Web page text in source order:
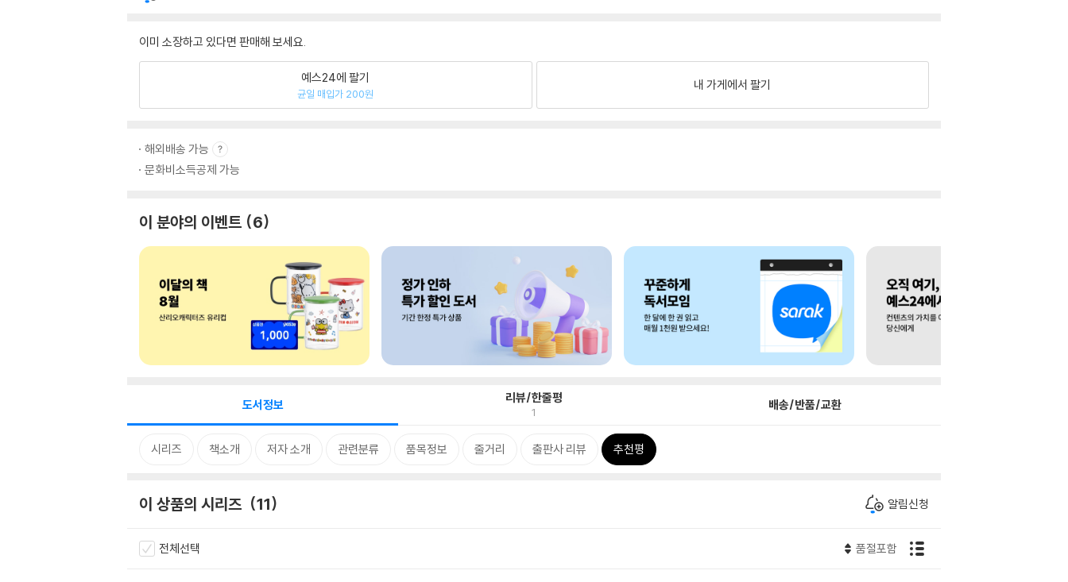
이미 소장하고 있다면 판매해 보세요.
예스24에 팔기
균일 매입가 200원
내 가게에서 팔기
해외배송 가능
문화비소득공제 가능
이 분야의 이벤트 6
도서정보 리뷰/한줄평
1 배송/반품/교환
시리즈 책소개 저자 소개 관련분류 품목정보 줄거리 출판사 리뷰 추천평
이 상품의 시리즈 11 알림신청
전체선택 품절포함